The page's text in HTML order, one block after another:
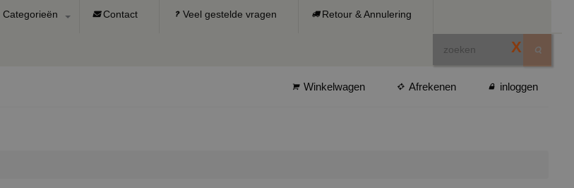
Categorieën Contact Veel gestelde vragen Retour & Annulering
X
Winkelwagen Afrekenen inloggen